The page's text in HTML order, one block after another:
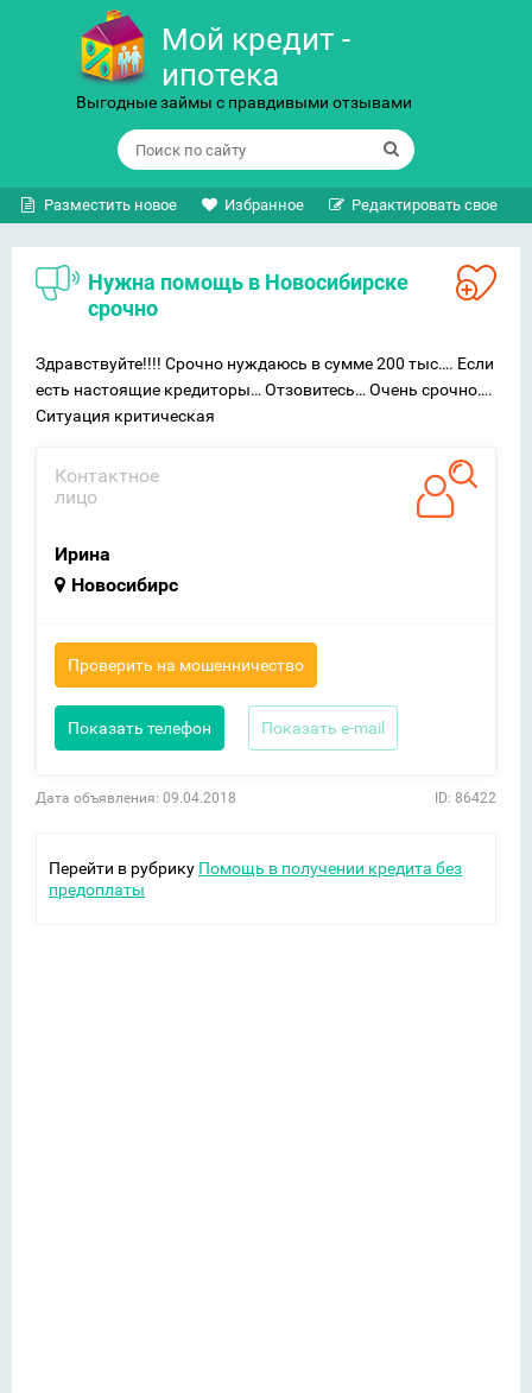
Мой кредит -
ипотека
Выгодные займы с правдивыми отзывами
Разместить новое Избранное Редактировать свое
Нужна помощь в Новосибирске
срочно
Здравствуйте!!!! Срочно нуждаюсь в сумме 200 тыс…. Если
есть настоящие кредиторы… Отзовитесь… Очень срочно….
Ситуация критическая
Контактное
лицо
Ирина
Новосибирс
Проверить на мошенничество
Показать телефон Показать e-mail
Дата объявления: 09.04.2018 ID: 86422
Перейти в рубрику Помощь в получении кредита без
предоплаты